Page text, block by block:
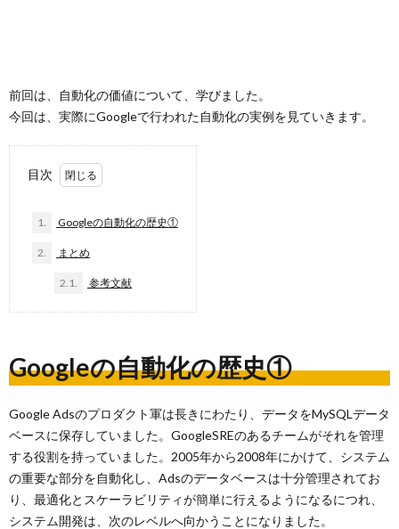
前回は、自動化の価値について、学びました。
今回は、実際にGoogleで行われた自動化の実例を見ていきます。
目次
1. Googleの自動化の歴史①
2. まとめ
2.1. 参考文献
Googleの自動化の歴史①
Google Adsのプロダクト軍は長きにわたり、データをMySQLデータ
ベースに保存していました。GoogleSREのあるチームがそれを管理
する役割を持っていました。2005年から2008年にかけて、システム
の重要な部分を自動化し、Adsのデータベースは十分管理されてお
り、最適化とスケーラビリティが簡単に行えるようになるにつれ、
システム開発は、次のレベルへ向かうことになりました。